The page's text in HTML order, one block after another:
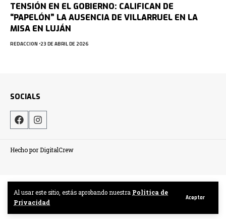
Al usar este sitio, estás aprobando nuestra Politica de
Privacidad
Aceptar
TENSIÓN EN EL GOBIERNO: CALIFICAN DE
“PAPELÓN” LA AUSENCIA DE VILLARRUEL EN LA
MISA EN LUJÁN
REDACCION 23 DE ABRIL DE 2026
SOCIALS
Hecho por DigitalCrew